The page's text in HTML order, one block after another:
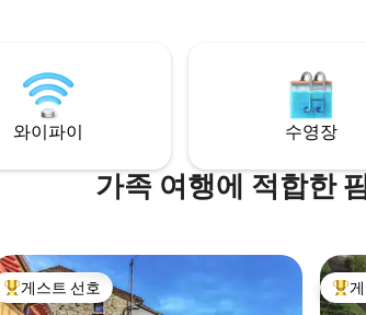
고 산책과 자전거 투어를 즐길 수 있는 곳...
전망
기 때
니다.
와이파이 수영장
가족 여행에 적합한
상위 게스트 선호
게스트 선호 상